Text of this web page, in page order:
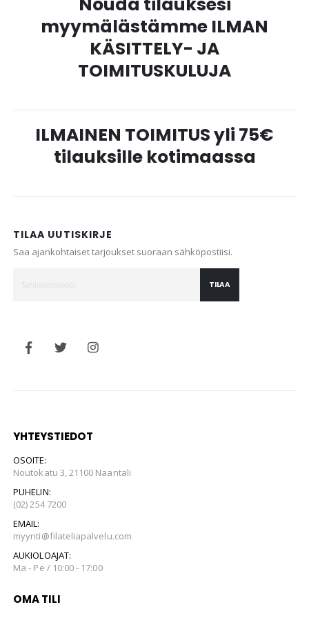
myymälästämme ILMAN
KÄSITTELY- JA
TOIMITUSKULUJA
ILMAINEN TOIMITUS yli 75€
tilauksille kotimaassa
TILAA UUTISKIRJE
Saa ajankohtaiset tarjoukset suoraan sähköpostiisi.
TILAA
YHTEYSTIEDOT
OSOITE:
Noutokatu 3, 21100 Naantali
PUHELIN:
(02) 254 7200
EMAIL:
myynti@filateliapalvelu.com
AUKIOLOAJAT:
Ma - Pe / 10:00 - 17:00
OMA TILI